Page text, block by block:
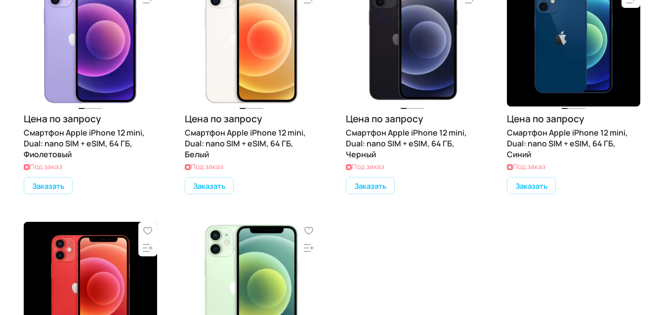
Цена по запросу
Смартфон Apple iPhone 12 mini,
Dual: nano SIM + eSIM, 64 ГБ,
Фиолетовый
Под заказ
Заказать
Цена по запросу
Смартфон Apple iPhone 12 mini,
Dual: nano SIM + eSIM, 64 ГБ,
Белый
Под заказ
Заказать
Цена по запросу
Смартфон Apple iPhone 12 mini,
Dual: nano SIM + eSIM, 64 ГБ,
Черный
Под заказ
Заказать
Цена по запросу
Смартфон Apple iPhone 12 mini,
Dual: nano SIM + eSIM, 64 ГБ,
Синий
Под заказ
Заказать